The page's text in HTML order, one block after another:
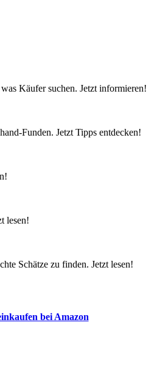
Käufer suchen. Jetzt informieren!
Funden. Jetzt Tipps entdecken!
lesen!
Schätze zu finden. Jetzt lesen!
bei Amazon